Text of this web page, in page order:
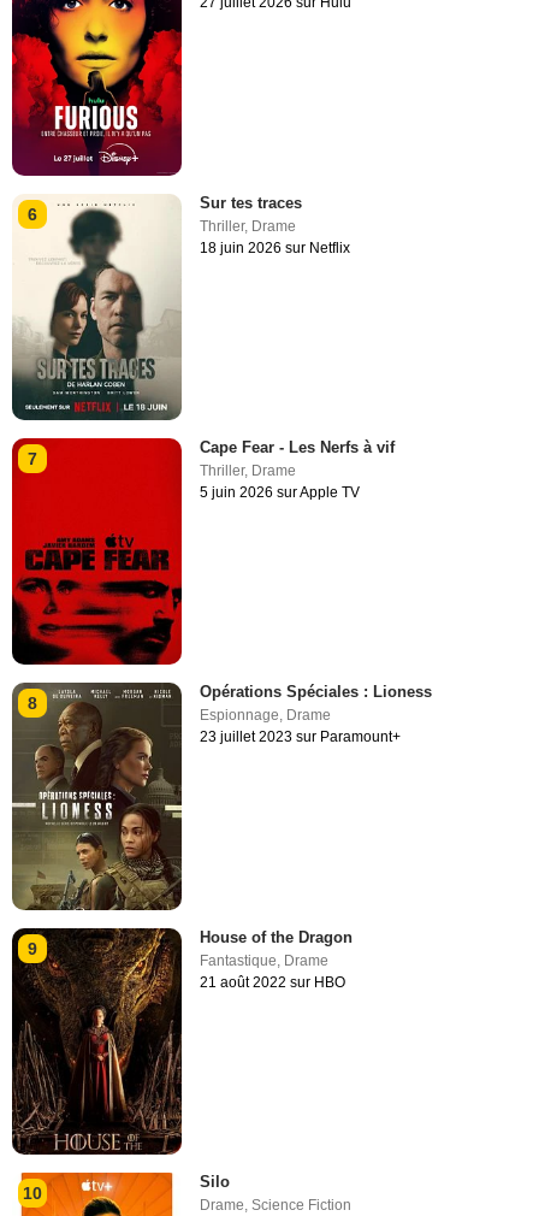
6
Sur tes traces
Thriller, Drame
18 juin 2026 sur Netflix
7
Cape Fear - Les Nerfs à vif
Thriller, Drame
5 juin 2026 sur Apple TV
8
Opérations Spéciales : Lioness
Espionnage, Drame
23 juillet 2023 sur Paramount+
9
House of the Dragon
Fantastique Drame
21 août 2022 sur HBO
10
Silo
Drame,Science Fiction